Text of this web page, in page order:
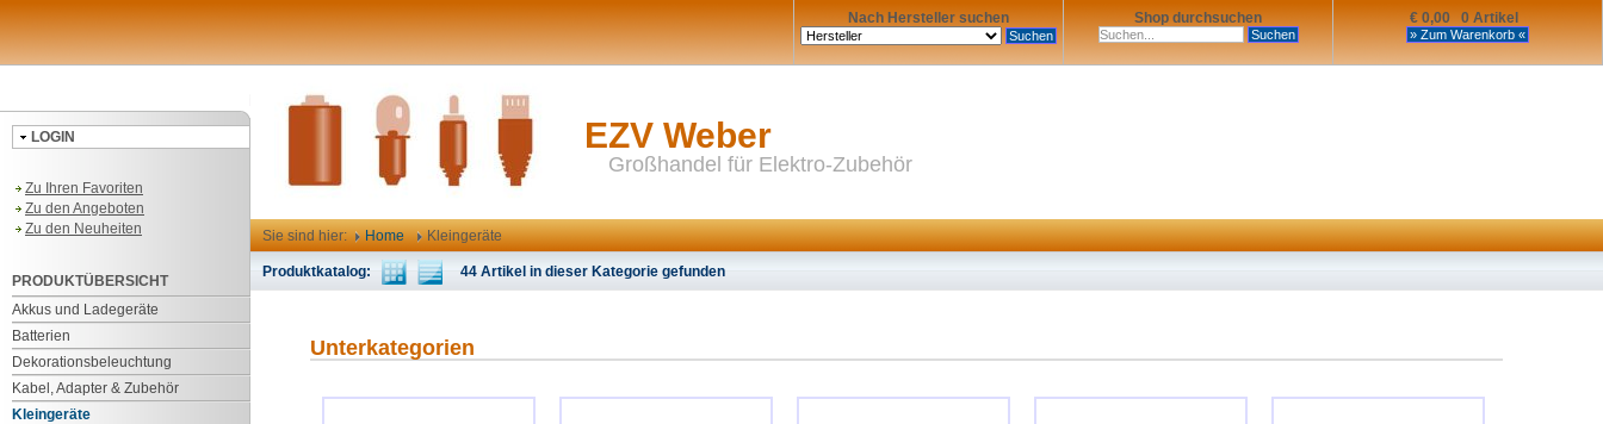
€ 0,00 0 Artikel
Shop durchsuchen
Nach Hersteller suchen
LOGIN
Zu Ihren Favoriten
Zu den Angeboten
Zu den Neuheiten
PRODUKTÜBERSICHT
Akkus und Ladegeräte
Batterien
Dekorationsbeleuchtung
Kabel, Adapter & Zubehör
Kleingeräte
EZV Weber
Großhandel für Elektro-Zubehör
Sie sind hier: Home Kleingeräte
Produktkatalog: 44 Artikel in dieser Kategorie gefunden
Unterkategorien